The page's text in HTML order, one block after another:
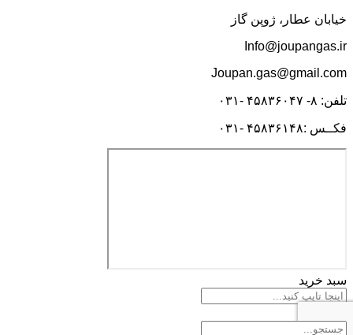
خیابان عطار، ژوپن گاز
Info@joupangas.ir
Joupan.gas@gmail.com
تلفن: ۸- ۴۵۸۳۶۰۴۷ -۰۳۱
فکــس :۴۵۸۳۶۱۴۸ -۰۳۱
سبد خرید